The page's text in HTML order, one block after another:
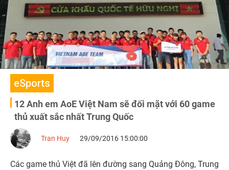
eSports
12 Anh em AoE Việt Nam sẽ đối mặt với 60 game
thủ xuất sắc nhất Trung Quốc
Tran Huy 29/09/2016 15:00:00
Các game thủ Việt đã lên đường sang Quảng Đông, Trung